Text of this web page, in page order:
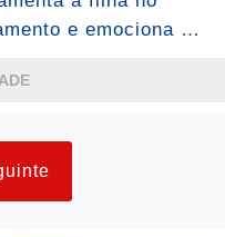
e emociona a